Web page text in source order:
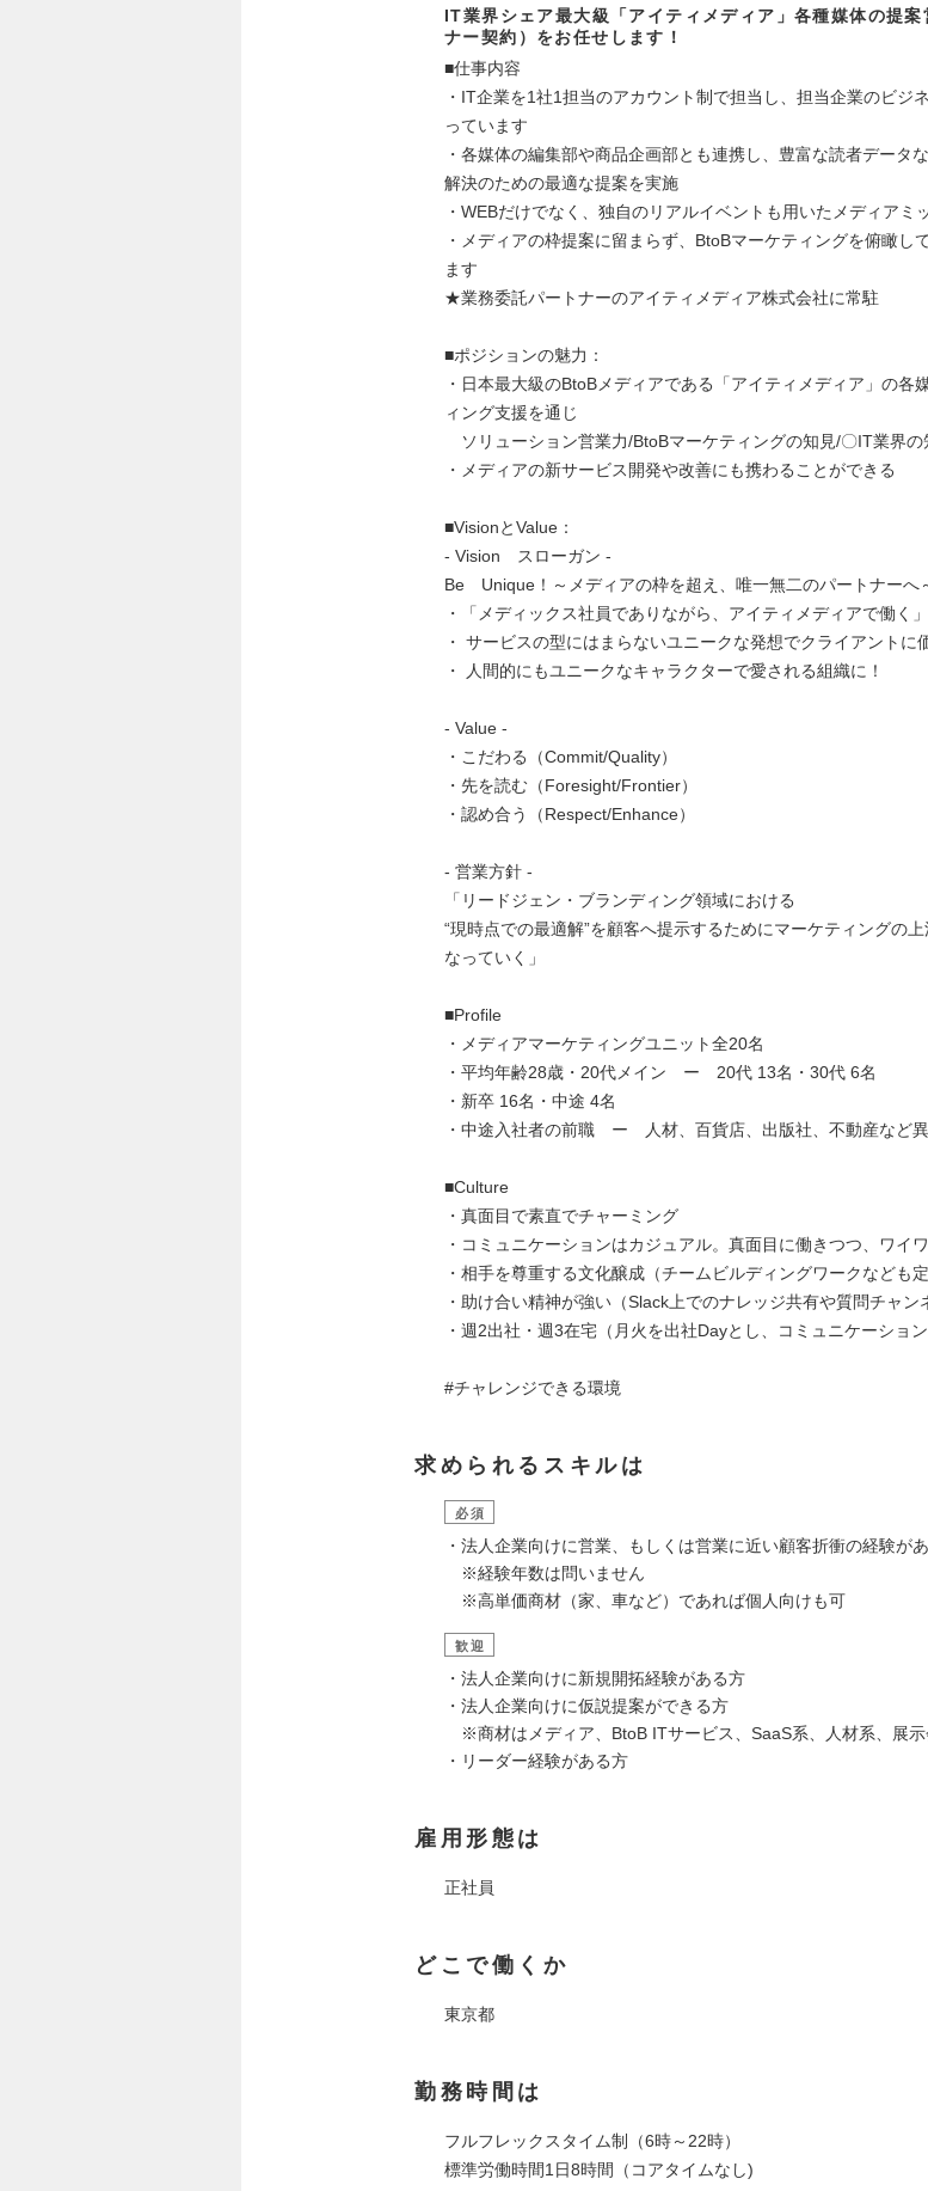
IT業界シェア最大級「アイティメディア」各種媒体の提案
ナー契約）をお任せします！
■仕事内容
・IT企業を1社1担当のアカウント制で担当し、担当企業のビジ
っています
・各媒体の編集部や商品企画部とも連携し、豊富な読者データ
解決のための最適な提案を実施
・WEBだけでなく、独自のリアルイベントも用いたメディアミ
・メディアの枠提案に留まらず、BtoBマーケティングを俯瞰し
ます
★業務委託パートナーのアイティメディア株式会社に常駐
■ポジションの魅力：
・日本最大級のBtoBメディアである「アイティメディア」の各
ィング支援を通じ
ソリューション営業力/BtoBマーケティングの知見/〇IT業界の
・メディアの新サービス開発や改善にも携わることができる
■VisionとValue：
‐ Vision スローガン -
Be Unique！～メディアの枠を超え、唯一無二のパートナーへ
・「メディックス社員でありながら、アイティメディアで働く
・ サービスの型にはまらないユニークな発想でクライアントに
・ 人間的にもユニークなキャラクターで愛される組織に！
‐ Value -
・こだわる（Commit/Quality）
・先を読む（Foresight/Frontier）
・認め合う（Respect/Enhance）
‐ 営業方針 -
「リードジェン・ブランディング領域における
“現時点での最適解”を顧客へ提示するためにマーケティングの
なっていく」
■Profile
・メディアマーケティングユニット全20名
・平均年齢28歳・20代メイン ー 20代 13名・30代 6名
・新卒 16名・中途 4名
・中途入社者の前職 ー 人材、百貨店、出版社、不動産など
■Culture
・真面目で素直でチャーミング
・コミュニケーションはカジュアル。真面目に働きつつ、ワイワ
・相手を尊重する文化醸成（チームビルディングワークなども定
・助け合い精神が強い（Slack上でのナレッジ共有や質問チャン
・週2出社・週3在宅（月火を出社Dayとし、コミュニケーション
#チャレンジできる環境
求められるスキルは
必須
・法人企業向けに営業、もしくは営業に近い顧客折衝の経験が
※経験年数は問いません
※高単価商材（家、車など）であれば個人向けも可
歓迎
・法人企業向けに新規開拓経験がある方
・法人企業向けに仮説提案ができる方
※商材はメディア、BtoB ITサービス、SaaS系、人材系、展
・リーダー経験がある方
雇用形態は
正社員
どこで働くか
東京都
勤務時間は
フルフレックスタイム制（6時～22時）
標準労働時間1日8時間（コアタイムなし)